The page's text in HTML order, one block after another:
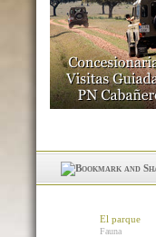
El parque
Fauna